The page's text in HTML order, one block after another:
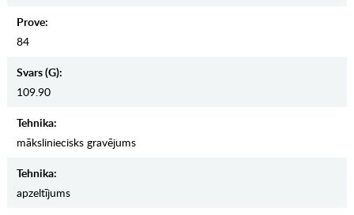
Prove:
84
Svars (g):
109.90
Tehnika:
māksliniecisks gravējums
Tehnika:
apzeltījums